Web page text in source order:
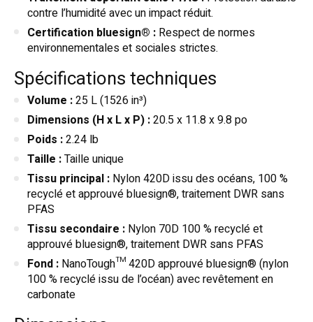
contre l’humidité avec un impact réduit.
Certification bluesign® : Respect de normes
environnementales et sociales strictes.
Spécifications techniques
Volume :25 L (1526 in³)
Dimensions (H x L x P) :20.5 x 11.8 x 9.8 po
Poids :2.24 lb
Taille :Taille unique
Tissu principal : Nylon 420D issu des océans, 100 %
recyclé et approuvé bluesign®, traitement DWR sans
PFAS
Tissu secondaire : Nylon 70D 100 % recyclé et
approuvé bluesign®, traitement DWR sans PFAS
Fond : NanoTough™ 420D approuvé bluesign® (nylon
100 % recyclé issu de l’océan) avec revêtement en
carbonate